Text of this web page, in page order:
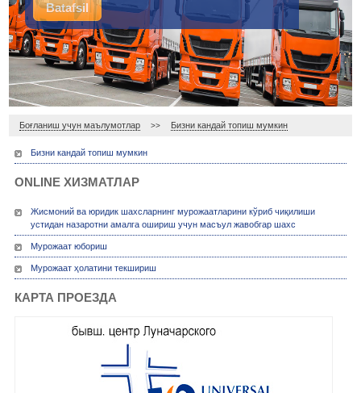
Batafsil
Batafsil
Боғланиш учун маълумотлар >> Бизни кандай топиш мумкин
Бизни кандай топиш мумкин
ONLINE ХИЗМАТЛАР
Жисмоний ва юридик шахсларнинг мурожаатларини кўриб чиқилиши
устидан назаротни амалга ошириш учун масъул жавобгар шахс
Мурожаат юбориш
Мурожаат ҳолатини текшириш
КАРТА ПРОЕЗДА